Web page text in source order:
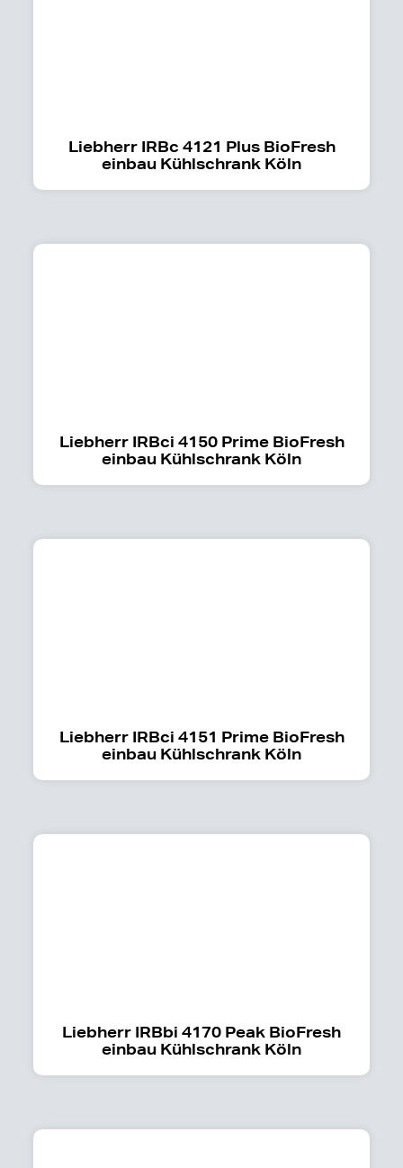
Liebherr IRBc 4121 Plus BioFresh
einbau Kühlschrank Köln
Liebherr IRBci 4150 Prime BioFresh
einbau Kühlschrank Köln
Liebherr IRBci 4151 Prime BioFresh
einbau Kühlschrank Köln
Liebherr IRBbi 4170 Peak BioFresh
einbau Kühlschrank Köln